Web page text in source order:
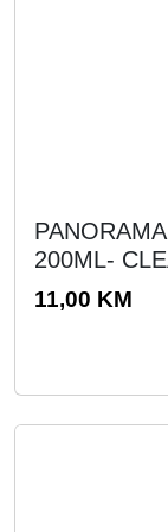
200ML-
11,00 KM